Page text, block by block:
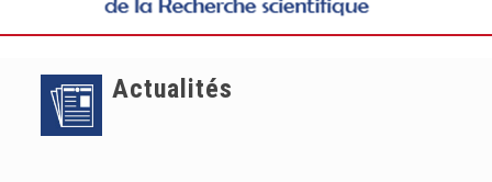
Actualités